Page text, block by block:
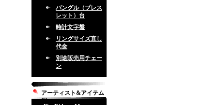
バングル（ブレス
レット）台
時計文字盤
リングサイズ直し
代金
別途販売用チェー
ン
アーティスト&アイテム
別